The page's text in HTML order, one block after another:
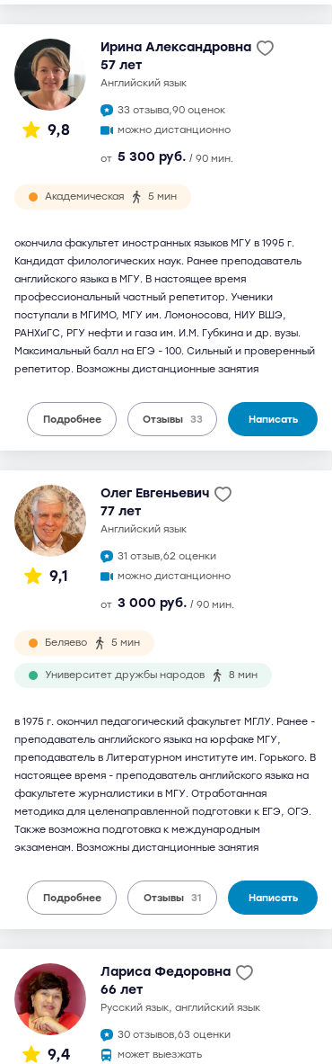
9,8
Ирина Александровна
57 лет
английский язык
33 отзыва,90 оценок
можно дистанционно
от 5 300 руб. / 90 мин.
Академическая 5 мин
окончила факультет иностранных языков МГУ в 1995 г.
Кандидат филологических наук. Ранее преподаватель
английского языка в МГУ. В настоящее время
профессиональный частный репетитор. Ученики
поступали в МГИМО, МГУ им. Ломоносова, НИУ ВШЭ,
РАНХиГС, РГУ нефти и газа им. И.М. Губкина и др. вузы.
Максимальный балл на ЕГЭ - 100. Сильный и проверенный
репетитор. Возможны дистанционные занятия
Подробнее Отзывы 33 Написать
9,1
Олег Евгеньевич
77 лет
английский язык
31 отзыв,62 оценки
можно дистанционно
от 3 000 руб. / 90 мин.
Беляево 5 мин
Университет дружбы народов 8 мин
в 1975 г. окончил педагогический факультет МГЛУ. Ранее -
преподаватель английского языка на юрфаке МГУ,
преподаватель в Литературном институте им. Горького. В
настоящее время - преподаватель английского языка на
факультете журналистики в МГУ. Отработанная
методика для целенаправленной подготовки к ЕГЭ, ОГЭ.
Также возможна подготовка к международным
экзаменам. Возможны дистанционные занятия
Подробнее Отзывы 31 Написать
9,4
Лариса Федоровна
66 лет
русский язык, английский язык
30 отзывов,63 оценки
может выезжать